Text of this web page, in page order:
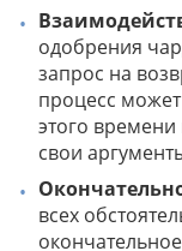
одобрения
запрос на
процесс
этого
свои
всех